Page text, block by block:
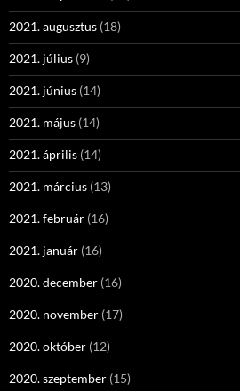
2021. augusztus (18)
2021. július (9)
2021. június (14)
2021. május (14)
2021. április (14)
2021. március (13)
2021. február (16)
2021. január (16)
2020. december (16)
2020. november (17)
2020. október (12)
2020. szeptember (15)